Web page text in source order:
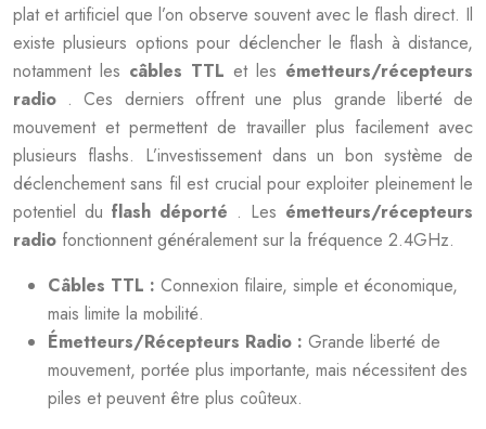
plat et artificiel que l’on observe souvent avec le flash direct. Il
existe plusieurs options pour déclencher le flash à distance,
notamment les câbles TTL et les émetteurs/récepteurs
radio . Ces derniers offrent une plus grande liberté de
mouvement et permettent de travailler plus facilement avec
plusieurs flashs. L’investissement dans un bon système de
déclenchement sans fil est crucial pour exploiter pleinement le
potentiel du flash déporté . Les émetteurs/récepteurs
radio fonctionnent généralement sur la fréquence 2.4GHz.
Câbles TTL : Connexion filaire, simple et économique,
mais limite la mobilité.
Émetteurs/Récepteurs Radio : Grande liberté de
mouvement, portée plus importante, mais nécessitent des
piles et peuvent être plus coûteux.